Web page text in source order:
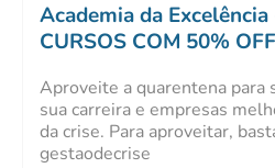
Academia da
CURSOS COM 50% OFF
Aproveite a quarentena para
sua carreira e empresas
da crise. Para aproveitar,
gestaodecrise